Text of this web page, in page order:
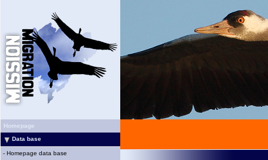
Homepage
Data base
- Homepage data base